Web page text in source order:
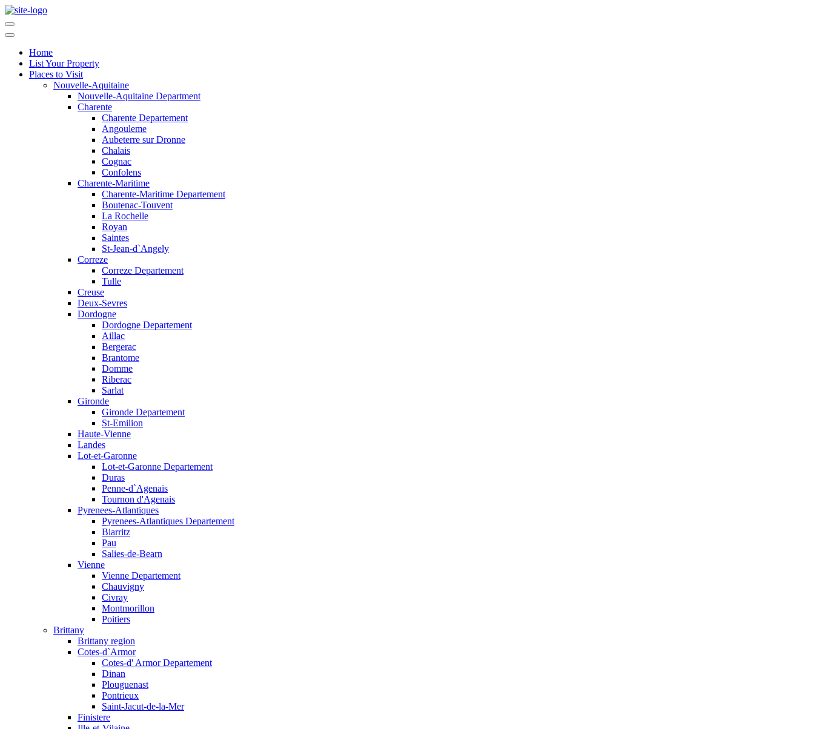
Home
List Your Property
Places to Visit
Nouvelle-Aquitaine
Nouvelle-Aquitaine Department
Charente
Charente Departement
Angouleme
Aubeterre sur Dronne
Chalais
Cognac
Confolens
Charente-Maritime
Charente-Maritime Departement
Boutenac-Touvent
La Rochelle
Royan
Saintes
St-Jean-d`Angely
Correze
Correze Departement
Tulle
Creuse
Deux-Sevres
Dordogne
Dordogne Departement
Aillac
Bergerac
Brantome
Domme
Riberac
Sarlat
Gironde
Gironde Departement
St-Emilion
Haute-Vienne
Landes
Lot-et-Garonne
Lot-et-Garonne Departement
Duras
Penne-d`Agenais
Tournon d'Agenais
Pyrenees-Atlantiques
Pyrenees-Atlantiques Departement
Biarritz
Pau
Salies-de-Bearn
Vienne
Vienne Departement
Chauvigny
Civray
Montmorillon
Poitiers
Brittany
Brittany region
Cotes-d`Armor
Cotes-d' Armor Departement
Dinan
Plouguenast
Pontrieux
Saint-Jacut-de-la-Mer
Finistere